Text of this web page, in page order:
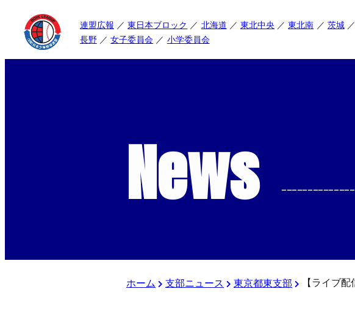
連盟広報 東日本ブロック 北海道 東北中央 東北南 茨城
長野
女子委員会 小学委員会
News --------------
ホーム 支部ニュース 東京都東支部